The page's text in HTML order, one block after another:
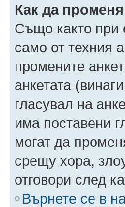
Как да
Също както при
само от техния
промените
анкетата
гласувал на
има поставени
могат да
срещу хора,
отговори след
Върнете се в